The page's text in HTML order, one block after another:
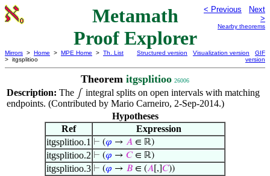
Metamath
Proof Explorer
< Previous
Next
>
Nearby theorems
Mirrors > Home > MPE Home > Th. List
> itgsplitioo
Structured version Visualization version
GIF
version
Theorem itgsplitioo 26006
Description: The ∫ integral splits on open intervals with matching
endpoints. (Contributed by Mario Carneiro, 2-Sep-2014.)
Hypotheses
Ref
Expression
itgsplitioo.1 ⊢ (𝜑 → 𝐴 ∈ ℝ)
itgsplitioo.2 ⊢ (𝜑 → 𝐶∈ ℝ)
itgsplitioo.3 ⊢ (𝜑 → 𝐵 ∈ (𝐴 [,] 𝐶))